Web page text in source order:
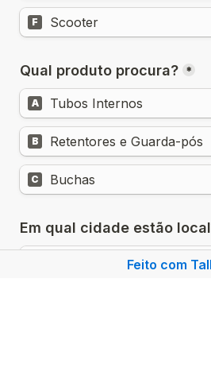
F Scooter
Qual produto procura? *
A Tubos Internos
B Retentores e Guarda-pós
C Buchas
Em qual cidade estão
Feito com